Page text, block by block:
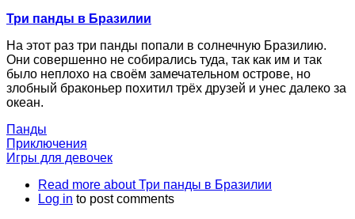
Три панды в Бразилии
На этот раз три панды попали в солнечную Бразилию.
Они совершенно не собирались туда, так как им и так
было неплохо на своём замечательном острове, но
злобный браконьер похитил трёх друзей и унес далеко за
океан.
Панды
Приключения
Игры для девочек
Read more about Три панды в Бразилии
Log in to post comments